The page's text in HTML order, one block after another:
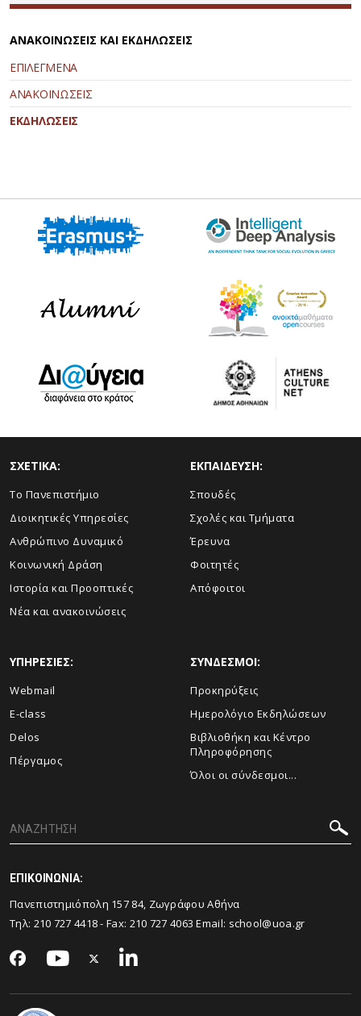
ΑΝΑΚΟΙΝΩΣΕΙΣ ΚΑΙ ΕΚΔΗΛΩΣΕΙΣ
ΕΠΙΛΕΓΜΕΝΑ
ΑΝΑΚΟΙΝΩΣΕΙΣ
ΕΚΔΗΛΩΣΕΙΣ
ΣΧΕΤΙΚΑ:
Το Πανεπιστήμιο
Διοικητικές Υπηρεσίες
Ανθρώπινο Δυναμικό
Κοινωνική Δράση
Ιστορία και Προοπτικές
Νέα και ανακοινώσεις
ΕΚΠΑΙΔΕΥΣΗ:
Σπουδές
Σχολές και Τμήματα
Έρευνα
Φοιτητές
Απόφοιτοι
ΥΠΗΡΕΣΙΕΣ:
Webmail
E-class
Delos
Πέργαμος
ΣΥΝΔΕΣΜΟΙ:
Προκηρύξεις
Ημερολόγιο Εκδηλώσεων
Βιβλιοθήκη και Κέντρο
Πληροφόρησης
Όλοι οι σύνδεσμοι...
ΕΠΙΚΟΙΝΩΝΙΑ:
Πανεπιστημιόπολη 157 84, Ζωγράφου Αθήνα
Τηλ: 210 727 4418- Fax: 210 727 4063 Email: school@uoa.gr